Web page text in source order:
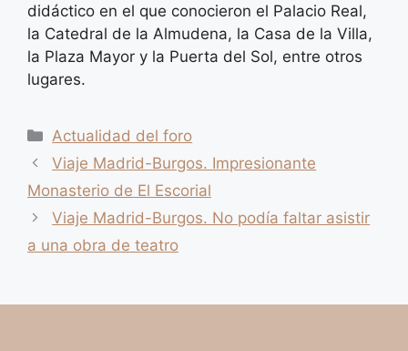
didáctico en el que conocieron el Palacio Real,
la Catedral de la Almudena, la Casa de la Villa,
la Plaza Mayor y la Puerta del Sol, entre otros
lugares.
Categorías
Actualidad del foro
Viaje Madrid-Burgos. Impresionante
Monasterio de El Escorial
Viaje Madrid-Burgos. No podía faltar asistir
a una obra de teatro